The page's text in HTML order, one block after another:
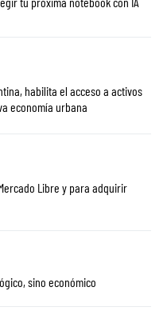
activos
economía urbana
Libre y para adquirir
sino económico